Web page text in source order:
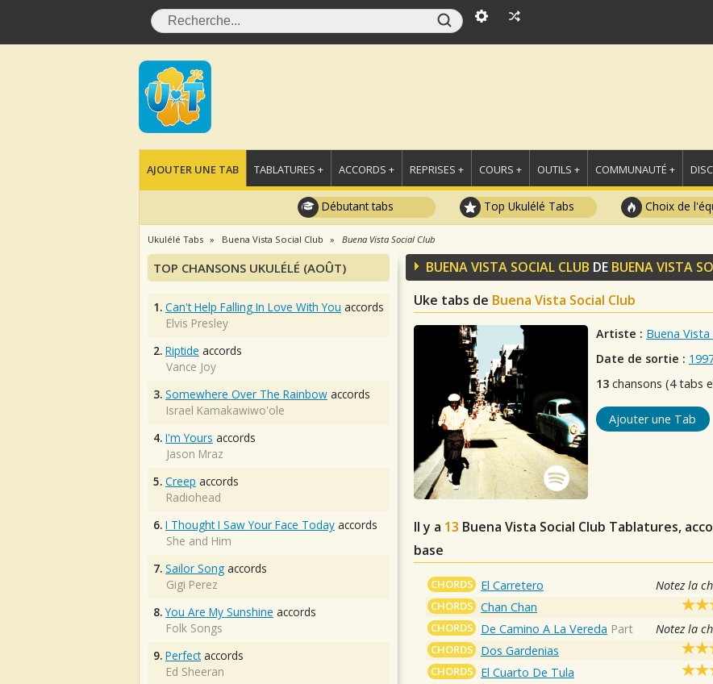
AJOUTER UNE TAB TABLATURES + ACCORDS + REPRISES + COURS + OUTILS + COMMUNAUTÉ +
Débutant tabs Top Ukulélé Tabs Choix de
Ukulélé Tabs Buena Vista Social Club Buena Vista Social Club
BUENA VISTA SOCIAL CLUB DE BUENA VISTA
Uke tabs de Buena Vista Social Club
Artiste : Buena Vista
Date de sortie :
13 chansons (4 tabs
Ajouter une Tab
Il y a 13 Buena Vista Social Club Tablatures,
base
CHORDS El Carretero Notez la
CHORDS Chan Chan
CHORDS De Camino A La Vereda Part Notez la
CHORDS Dos Gardenias
CHORDS El Cuarto De Tula
TOP CHANSONS UKULÉLÉ (AOÛT)
1. Can't Help Falling In Love With You accords
Elvis Presley
2. Riptide accords
Vance Joy
3. Somewhere Over The Rainbow accords
Israel Kamakawiwo'ole
4. I'm Yours accords
Jason Mraz
5. Creep accords
Radiohead
6. I Thought I Saw Your Face Today accords
She and Him
7. Sailor Song accords
Gigi Perez
8. You Are My Sunshine accords
Folk Songs
9. Perfectaccords
Ed Sheeran